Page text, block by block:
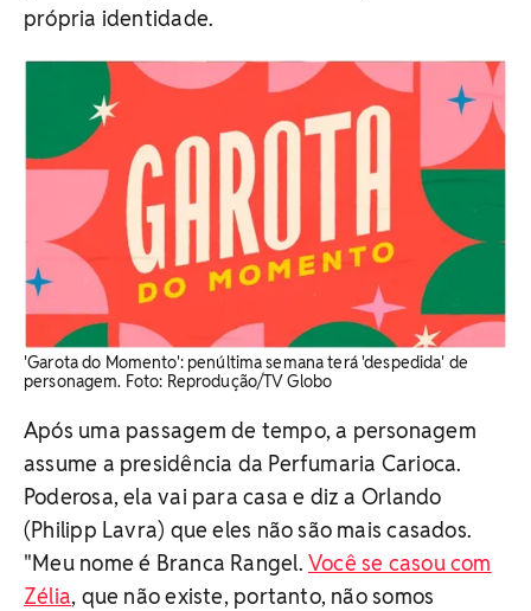
própria identidade.
'Garota do Momento': penúltima semana terá 'despedida' de
personagem. ​Foto: Reprodução/TV Globo
Após uma passagem de tempo, a personagem
assume a presidência da Perfumaria Carioca.
Poderosa, ela vai para casa e diz a Orlando
(Philipp Lavra) que eles não são mais casados.
"Meu nome é Branca Rangel. Você se casou com
Zélia, que não existe, portanto, não somos